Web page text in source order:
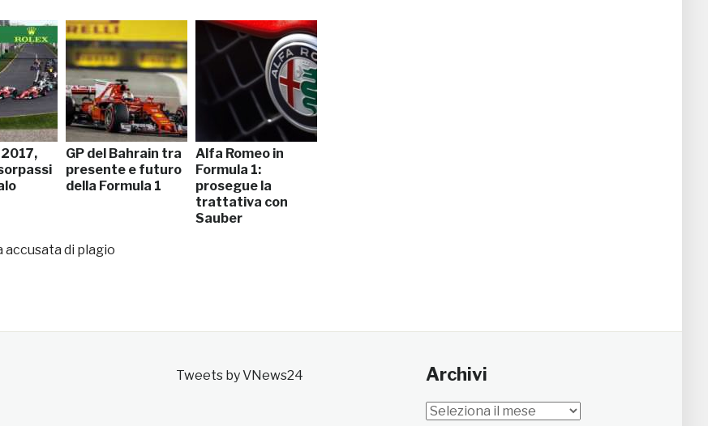
GP del Bahrain tra
presente e futuro
della Formula 1
Alfa Romeo in
Formula 1:
prosegue la
trattativa con
Sauber
accusata di plagio
Tweets by VNews24 Archivi
Archivi